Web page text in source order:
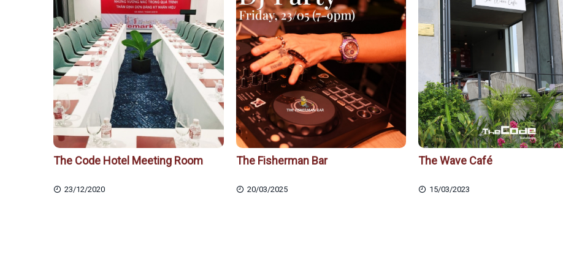
The Code Hotel Meeting Room
23/12/2020
The Fisherman Bar
20/03/2025
The Wave Café
15/03/2023